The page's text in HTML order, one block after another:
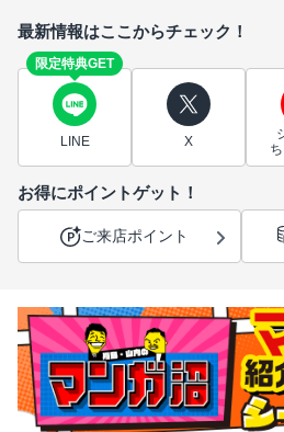
最新情報はここからチェック！
限定特典GET
LINE X
お得にポイントゲット！
ご来店ポイント